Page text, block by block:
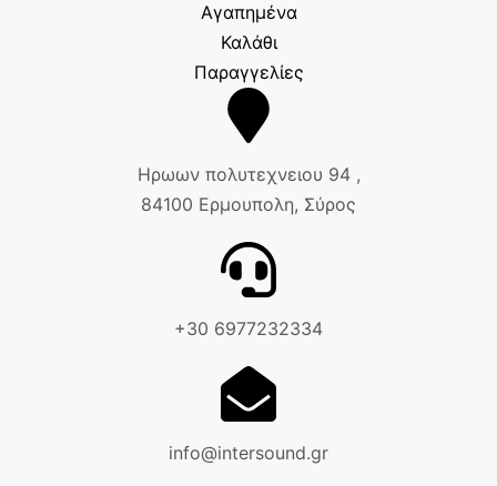
Ηρωων πολυτεχνειου 94 ,
84100 Ερμουπολη, Σύρος
+30 6977232334
info@intersound.gr
Αγαπημένα
Καλάθι
Παραγγελίες